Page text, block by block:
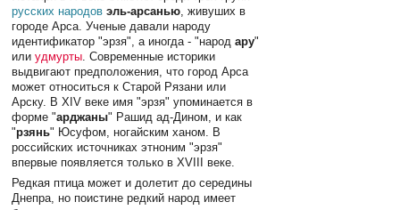
русских народов эль-арсанью , живуших в
городе Арса. Ученые давали народу
идентификатор "эрзя", а иногда - "народару"
илиудмурты . Современные историки
выдвигают предположения, что город Арса
может относиться к Старой Рязани или
Арску. В XIV веке имя "эрзя" упоминается в
форме "арджаны" Рашид ад-Дином, и как
"рзянь" Юсуфом, ногайским ханом. В
российских источниках этноним "эрзя"
впервые появляется только в XVIII веке.
Редкая птица может и долетит до середины
Днепра, но поистине редкий народ имеет